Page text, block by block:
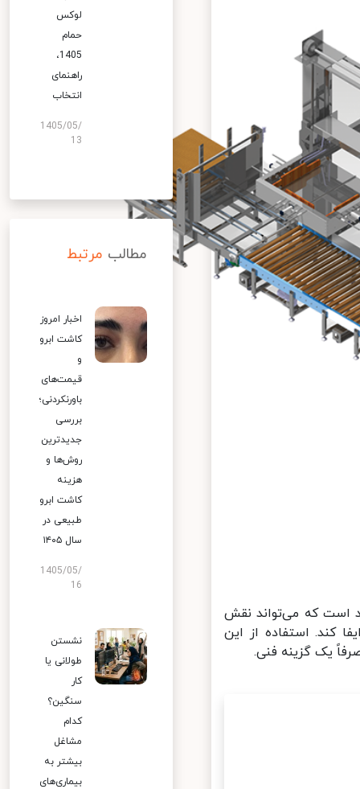
است که می‌تواند نقش
کند. استفاده از این
یک گزینه فنی.
لوکس
حمام
1405،
راهنمای
انتخاب
1405/05/
13
مطالب مرتبط
اخبار امروز
کاشت ابرو
قیمت‌های
باورنکردنی؛
بررسی
جدیدترین
روش‌ها و
هزینه
کاشت ابرو
طبیعی در
سال ۱۴۰۵
1405/05/
16
نشستن
طولانی یا
کار
سنگین؟
کدام
مشاغل
بیشتر به
بیماری‌های